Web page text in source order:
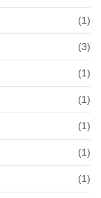
(1)
(3)
(1)
(1)
(1)
(1)
(1)